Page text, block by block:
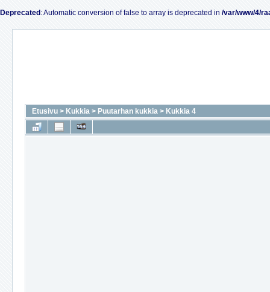
Deprecated : Automatic conversion of false to array is deprecated in /var/www/4/
Etusivu > Kukkia > Puutarhan kukkia > Kukkia 4